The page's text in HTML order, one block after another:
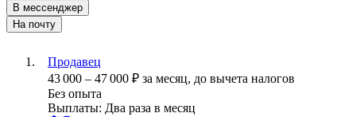
В мессенджер
На почту
Продавец
43 000 – 47 000 ₽ за месяц, до вычета налогов
Без опыта
Выплаты: Два раза в месяц